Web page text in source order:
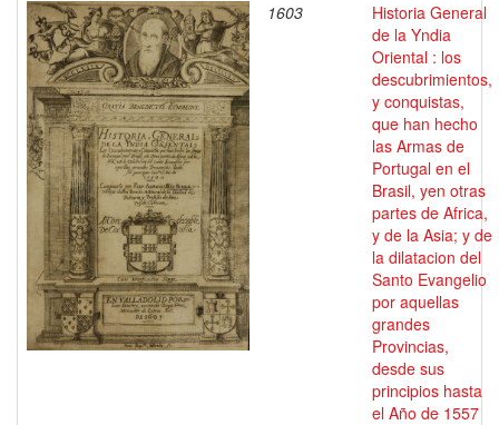
1603
Historia General
de la Yndia
Oriental : los
descubrimientos,
y conquistas,
que han hecho
las Armas de
Portugal en el
Brasil, yen otras
partes de Africa,
y de la Asia; y de
la dilatacion del
Santo Evangelio
por aquellas
grandes
Provincias,
desde sus
principios hasta
el Año de 1557